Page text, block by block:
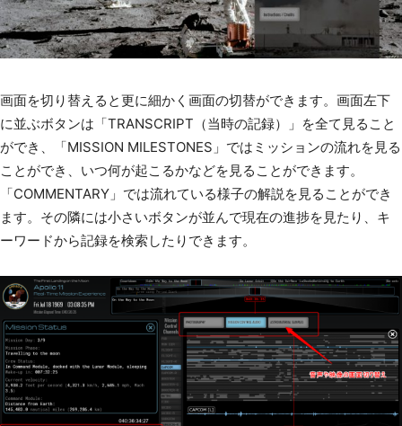
画面を切り替えると更に細かく画面の切替ができます。画面左下
に並ぶボタンは「TRANSCRIPT（当時の記録）」を全て見ること
ができ、「MISSION MILESTONES」ではミッションの流れを見る
ことができ、いつ何が起こるかなどを見ることができます。
「COMMENTARY」では流れている様子の解説を見ることができ
ます。その隣には小さいボタンが並んで現在の進捗を見たり、キ
ーワードから記録を検索したりできます。